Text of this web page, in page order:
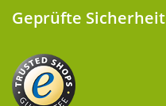
Geprüfte Sicherheit